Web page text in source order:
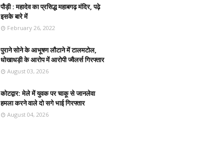
पौड़ी : महादेव का प्रसिद्ध महाबगढ़ मंदिर, पढ़े
इसके बारे में
February 26, 2022
पुराने सोने के आभूषण लौटाने में टालमटोल,
धोखाधड़ी के आरोप में आरोपी ज्वैलर्स गिरफ्तार
August 03, 2026
कोटद्वार: मेले में युवक पर चाकू से जानलेवा
हमला करने वाले दो सगे भाई गिरफ्तार
August 04, 2026